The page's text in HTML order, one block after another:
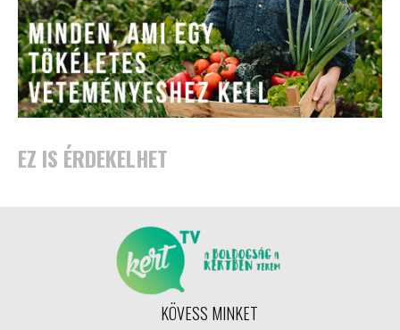
EZ IS ÉRDEKELHET
KÖVESS MINKET